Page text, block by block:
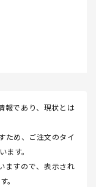
報であり、現状とは
ため、ご注文のタイ
ます。
ますので、表示され
。